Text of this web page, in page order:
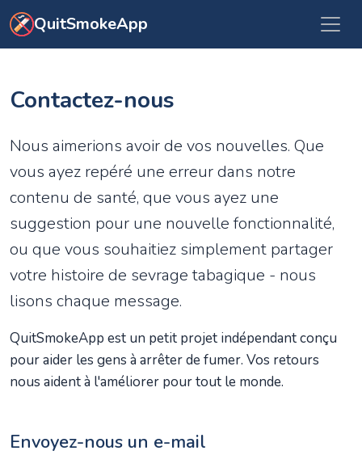
Aller au contenu principal
QuitSmokeApp
Contactez-nous
Nous aimerions avoir de vos nouvelles. Que
vous ayez repéré une erreur dans notre
contenu de santé, que vous ayez une
suggestion pour une nouvelle fonctionnalité,
ou que vous souhaitiez simplement partager
votre histoire de sevrage tabagique - nous
lisons chaque message.
QuitSmokeApp est un petit projet indépendant conçu
pour aider les gens à arrêter de fumer. Vos retours
nous aident à l'améliorer pour tout le monde.
Envoyez-nous un e-mail